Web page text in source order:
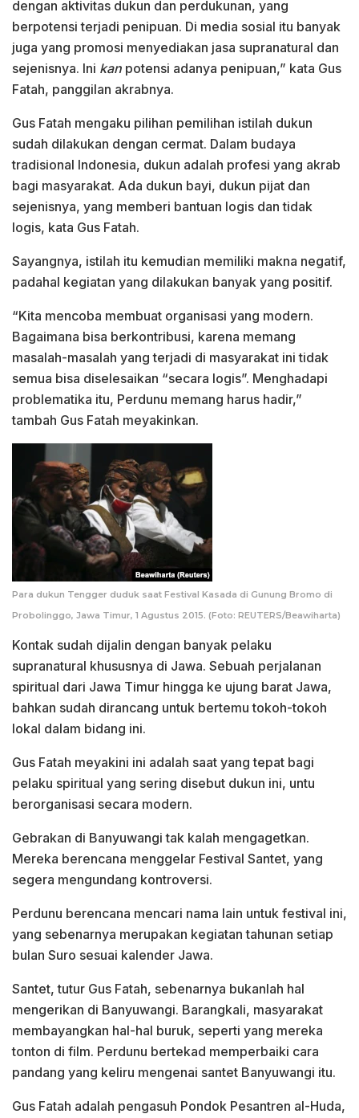
dengan aktivitas dukun dan perdukunan, yang
berpotensi terjadi penipuan. Di media sosial itu banyak
juga yang promosi menyediakan jasa supranatural dan
sejenisnya. Ini kan potensi adanya penipuan,” kata Gus
Fatah, panggilan akrabnya.
Gus Fatah mengaku pilihan pemilihan istilah dukun
sudah dilakukan dengan cermat. Dalam budaya
tradisional Indonesia, dukun adalah profesi yang akrab
bagi masyarakat. Ada dukun bayi, dukun pijat dan
sejenisnya, yang memberi bantuan logis dan tidak
logis, kata Gus Fatah.
Sayangnya, istilah itu kemudian memiliki makna negatif,
padahal kegiatan yang dilakukan banyak yang positif.
“Kita mencoba membuat organisasi yang modern.
Bagaimana bisa berkontribusi, karena memang
masalah-masalah yang terjadi di masyarakat ini tidak
semua bisa diselesaikan “secara logis”. Menghadapi
problematika itu, Perdunu memang harus hadir,”
tambah Gus Fatah meyakinkan.
Para dukun Tengger duduk saat Festival Kasada di Gunung Bromo di
Probolinggo, Jawa Timur, 1 Agustus 2015. (Foto: REUTERS/Beawiharta)
Kontak sudah dijalin dengan banyak pelaku
supranatural khususnya di Jawa. Sebuah perjalanan
spiritual dari Jawa Timur hingga ke ujung barat Jawa,
bahkan sudah dirancang untuk bertemu tokoh-tokoh
lokal dalam bidang ini.
Gus Fatah meyakini ini adalah saat yang tepat bagi
pelaku spiritual yang sering disebut dukun ini, untu
berorganisasi secara modern.
Gebrakan di Banyuwangi tak kalah mengagetkan.
Mereka berencana menggelar Festival Santet, yang
segera mengundang kontroversi.
Perdunu berencana mencari nama lain untuk festival ini,
yang sebenarnya merupakan kegiatan tahunan setiap
bulan Suro sesuai kalender Jawa.
Santet, tutur Gus Fatah, sebenarnya bukanlah hal
mengerikan di Banyuwangi. Barangkali, masyarakat
membayangkan hal-hal buruk, seperti yang mereka
tonton di film. Perdunu bertekad memperbaiki cara
pandang yang keliru mengenai santet Banyuwangi itu.
Gus Fatah adalah pengasuh Pondok Pesantren al-Huda,